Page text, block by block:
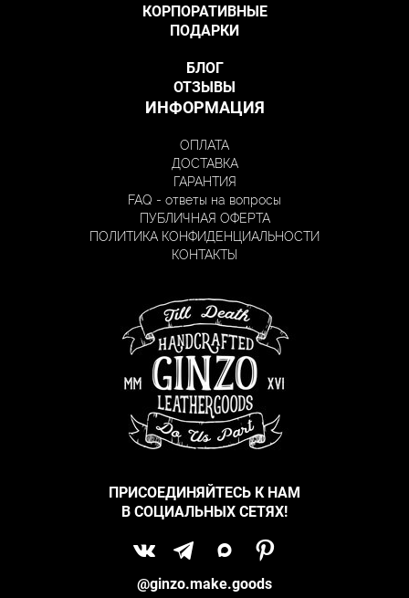
КОРПОРАТИВНЫЕ
ПОДАРКИ
БЛОГ
ОТЗЫВЫ
ИНФОРМАЦИЯ
ОПЛАТА
ДОСТАВКА
ГАРАНТИЯ
FAQ - ответы на вопросы
ПУБЛИЧНАЯ ОФЕРТА
ПОЛИТИКА КОНФИДЕНЦИАЛЬНОСТИ
КОНТАКТЫ
ПРИСОЕДИНЯЙТЕСЬ К НАМ
В СОЦИАЛЬНЫХ СЕТЯХ!
@ginzo.make.goods